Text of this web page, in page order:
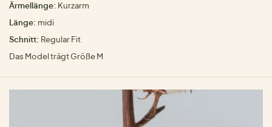
Ärmellänge: Kurzarm
Länge: midi
Schnitt: Regular Fit
Das Model trägt Größe M